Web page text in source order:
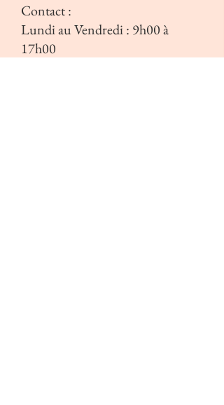
Contact :
Lundi au Vendredi : 9h00 à
17h00